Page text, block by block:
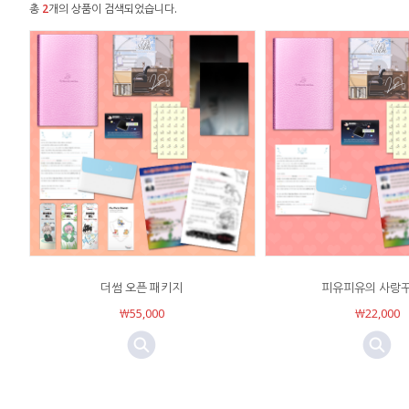
총 2개의 상품이 검색되었습니다.
더썸 오픈 패키지
￦55,000
피유피유의 사랑
￦22,000